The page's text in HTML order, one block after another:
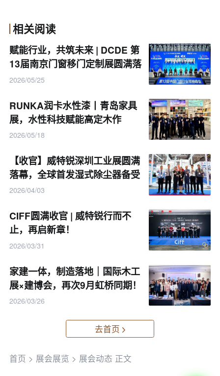
相关阅读
赋能行业，共筑未来 | DCDE 第
13届南京门窗移门定制展圆满落
幕
2026/05/25
RUNKA润卡水性漆丨青岛家具
展，水性科技赋能高定木作
2026/05/18
【收官】威特锐深圳工业展圆满
落幕，全球首发湿式除尘器备受
关注
2026/04/03
CIFF圆满收官 | 威特锐行而不
止，再启新章！
2026/03/31
家建一体，制造落地｜国际木工
展×建博会，再次9月虹桥同期！
2026/03/26
去首页
首页 > 展会展览 > 展会动态 正文